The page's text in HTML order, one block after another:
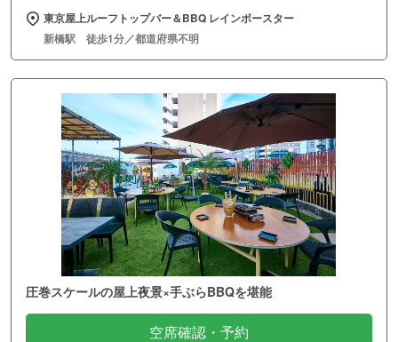
東京屋上ルーフトップバー＆BBQ レインボースター
新橋駅 徒歩1分／都道府県不明
圧巻スケールの屋上夜景×手ぶらBBQを堪能
空席確認・予約